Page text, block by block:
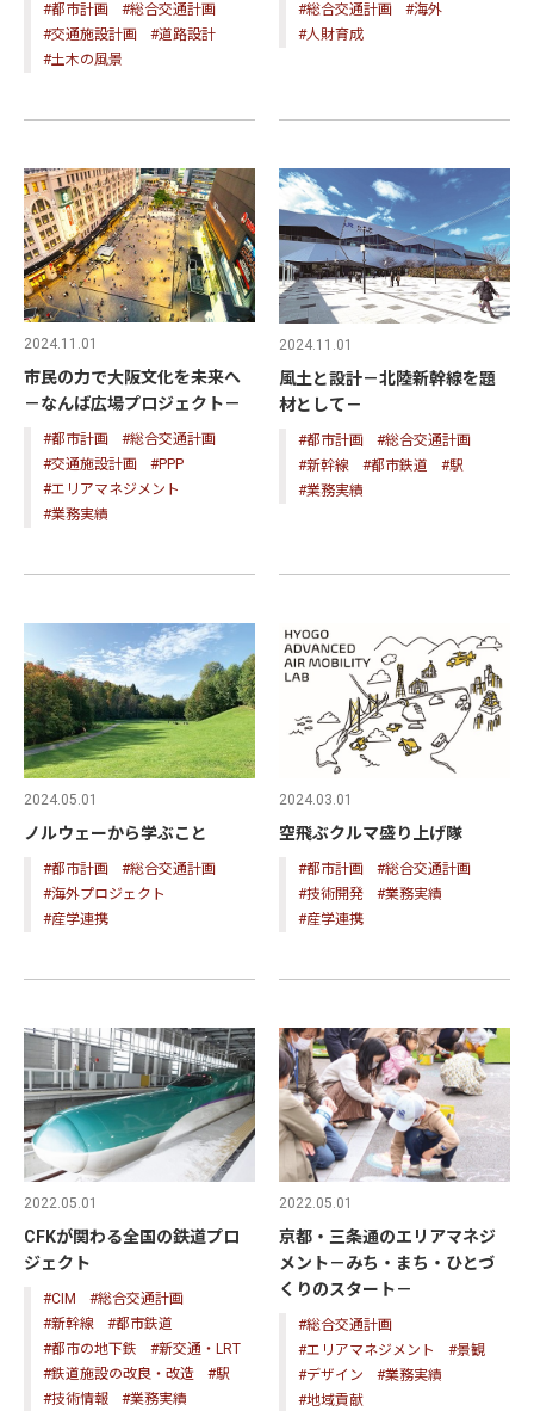
#都市計画
#総合交通計画
#交通施設計画
#道路設計
#土木の風景
#総合交通計画
#海外
#人財育成
2024.11.01
市民の力で大阪文化を未来へ
－なんば広場プロジェクト－
#都市計画
#総合交通計画
#交通施設計画
#PPP
#エリアマネジメント
#業務実績
2024.11.01
風土と設計－北陸新幹線を題
材として－
#都市計画
#総合交通計画
#新幹線
#都市鉄道
#駅
#業務実績
2024.05.01
ノルウェーから学ぶこと
#都市計画
#総合交通計画
#海外プロジェクト
#産学連携
2024.03.01
空飛ぶクルマ盛り上げ隊
#都市計画
#総合交通計画
#技術開発
#業務実績
#産学連携
2022.05.01
CFKが関わる全国の鉄道プロ
ジェクト
#CIM
#総合交通計画
#新幹線
#都市鉄道
#都市の地下鉄
#新交通・LRT
#鉄道施設の改良・改造
#駅
#技術情報
#業務実績
2022.05.01
京都・三条通のエリアマネジ
メント－みち・まち・ひとづ
くりのスタート－
#総合交通計画
#エリアマネジメント
#景観
#デザイン
#業務実績
#地域貢献